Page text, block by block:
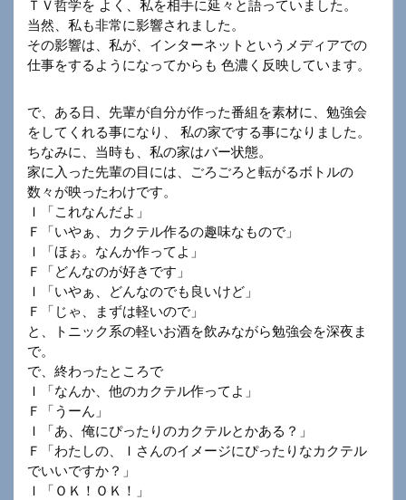
ＴＶ哲学を よく、私を相手に延々と語っていました。
当然、私も非常に影響されました。
その影響は、私が、インターネットというメディアでの
仕事をするようになってからも 色濃く反映しています。
で、ある日、先輩が自分が作った番組を素材に、勉強会
をしてくれる事になり、 私の家でする事になりました。
ちなみに、当時も、私の家はバー状態。
家に入った先輩の目には、ごろごろと転がるボトルの
数々が映ったわけです。
Ｉ「これなんだよ」
Ｆ「いやぁ、カクテル作るの趣味なもので」
Ｉ「ほぉ。なんか作ってよ」
Ｆ「どんなのが好きです」
Ｉ「いやぁ、どんなのでも良いけど」
Ｆ「じゃ、まずは軽いので」
と、トニック系の軽いお酒を飲みながら勉強会を深夜ま
で。
で、終わったところで
Ｉ「なんか、他のカクテル作ってよ」
Ｆ「うーん」
Ｉ「あ、俺にぴったりのカクテルとかある？」
Ｆ「わたしの、Ｉさんのイメージにぴったりなカクテル
でいいですか？」
Ｉ「ＯＫ！ＯＫ！」